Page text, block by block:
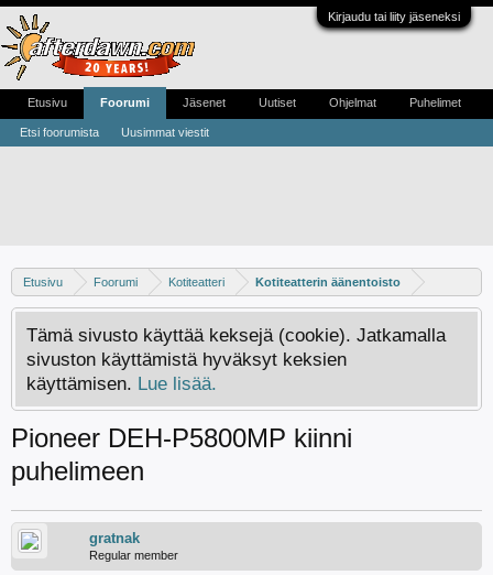
Kirjaudu tai liity jäseneksi
Etusivu Foorumi Kotiteatteri Kotiteatterin äänentoisto
Tämä sivusto käyttää keksejä (cookie). Jatkamalla
sivuston käyttämistä hyväksyt keksien
käyttämisen. Lue lisää.
Pioneer DEH-P5800MP kiinni
puhelimeen
gratnak
Regular member
Etusivu Foorumi
Etsi foorumista Uusimmat viestit
Jäsenet Uutiset Ohjelmat Puhelimet